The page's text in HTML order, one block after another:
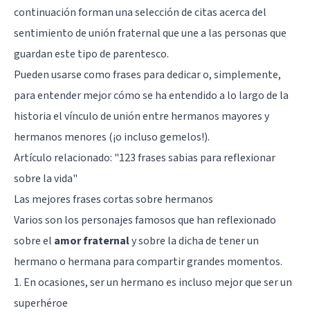
continuación forman una selección de citas acerca del
sentimiento de unión fraternal que une a las personas que
guardan este tipo de parentesco.
Pueden usarse como frases para dedicar o, simplemente,
para entender mejor cómo se ha entendido a lo largo de la
historia el vínculo de unión entre hermanos mayores y
hermanos menores (¡o incluso gemelos!).
Artículo relacionado: "123 frases sabias para reflexionar
sobre la vida"
Las mejores frases cortas sobre hermanos
Varios son los personajes famosos que han reflexionado
sobre el amor fraternaly sobre la dicha de tener un
hermano o hermana para compartir grandes momentos.
1. En ocasiones, ser un hermano es incluso mejor que ser un
superhéroe